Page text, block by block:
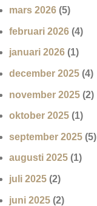
mars 2026 (5)
februari 2026 (4)
januari 2026 (1)
december 2025 (4)
november 2025 (2)
oktober 2025 (1)
september 2025 (5)
augusti 2025 (1)
juli 2025 (2)
juni 2025 (2)